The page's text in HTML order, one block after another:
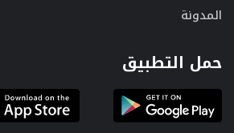
المدونة
حمل التطبيق